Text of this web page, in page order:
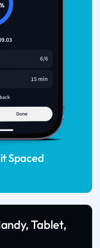
Spaced
Tablet,